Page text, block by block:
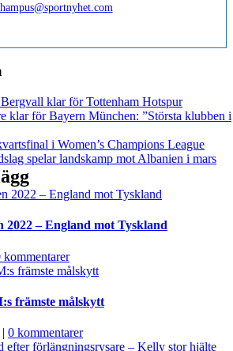
hampus@sportnyhet.com
klar för Tottenham Hotspur
klar för Bayern München: ”Största klubben i
i Women’s Champions League
spelar landskamp mot Albanien i mars
– England mot Tyskland
kommentarer
främste målskytt
| 0 kommentarer